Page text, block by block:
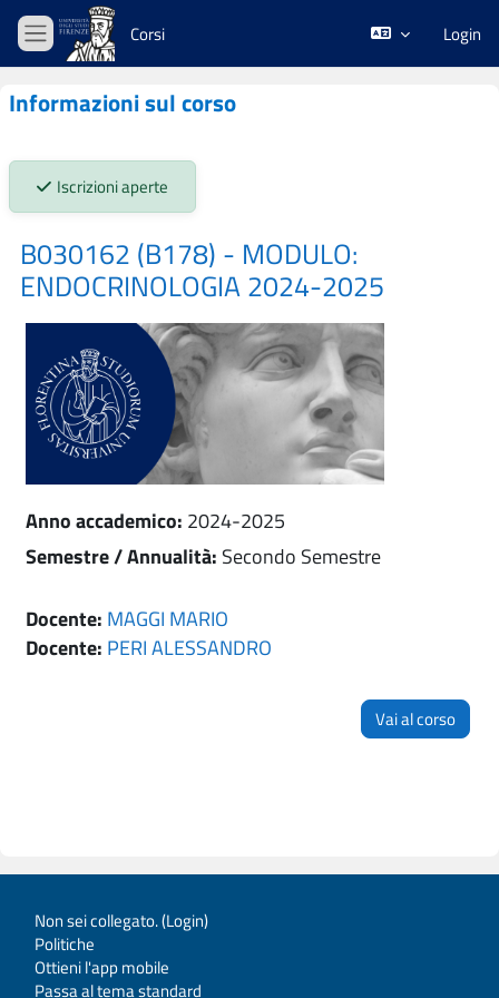
Vai al contenuto principale
Pannello laterale
Corsi Login
Informazioni sul corso
Stato iscrizioni:
Iscrizioni aperte
B030162 (B178) - MODULO:
ENDOCRINOLOGIA 2024-2025
Anno accademico: 2024-2025
Semestre / Annualità: Secondo Semestre
Docente: MAGGI MARIO
Docente: PERI ALESSANDRO
Vai al corso
Non sei collegato. (Login)
Politiche
Ottieni l'app mobile
Passa al tema standard